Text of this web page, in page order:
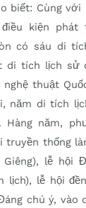
biết: Cùng
kiện phát
có sáu di
di tích lịch sử
thuật
năm di tích
Hàng năm,
truyền thống
lễ hội
lịch), lễ hội
chú ý, vào